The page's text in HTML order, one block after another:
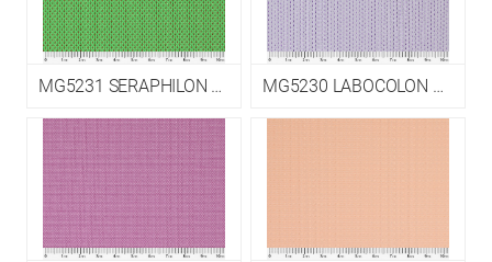
MG5231 SERAPHILON P-CDP EPM5 MG5230 LABOCOLON P-CDP EPM5